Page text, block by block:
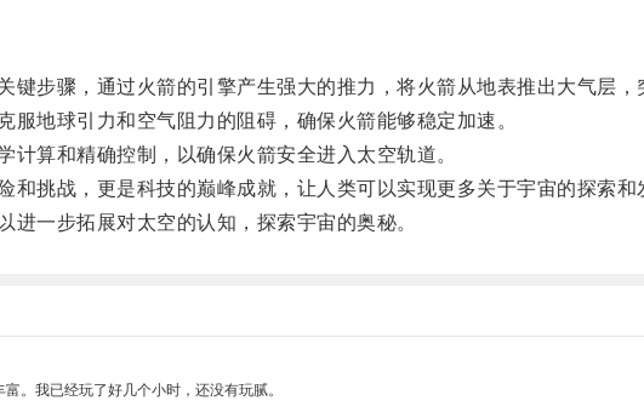
步骤，通过火箭的引擎产生强大的推力，将火箭从地表推出大气层，
地球引力和空气阻力的阻碍，确保火箭能够稳定加速。
算和精确控制，以确保火箭安全进入太空轨道。
挑战，更是科技的巅峰成就，让人类可以实现更多关于宇宙的探索和
一步拓展对太空的认知，探索宇宙的奥秘。
。我已经玩了好几个小时，还没有玩腻。